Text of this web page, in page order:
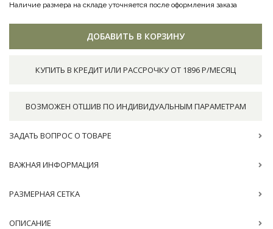
Наличие размера на складе уточняется после оформления заказа
ДОБАВИТЬ В КОРЗИНУ
КУПИТЬ В КРЕДИТ ИЛИ РАССРОЧКУ ОТ 1896 Р/МЕСЯЦ
ВОЗМОЖЕН ОТШИВ ПО ИНДИВИДУАЛЬНЫМ ПАРАМЕТРАМ
ЗАДАТЬ ВОПРОС О ТОВАРЕ
ВАЖНАЯ ИНФОРМАЦИЯ
РАЗМЕРНАЯ СЕТКА
ОПИСАНИЕ